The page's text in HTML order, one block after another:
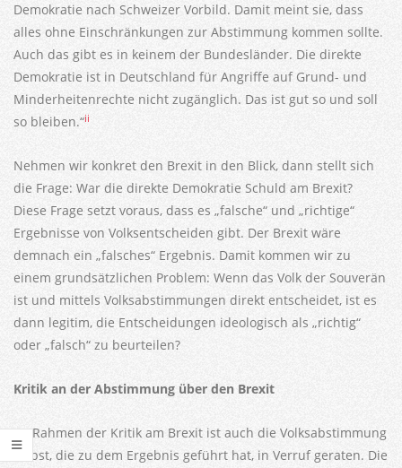
Demokratie nach Schweizer Vorbild. Damit meint sie, dass
alles ohne Einschränkungen zur Abstimmung kommen sollte.
Auch das gibt es in keinem der Bundesländer. Die direkte
Demokratie ist in Deutschland für Angriffe auf Grund- und
Minderheitenrechte nicht zugänglich. Das ist gut so und soll
so bleiben.“ii
Nehmen wir konkret den Brexit in den Blick, dann stellt sich
die Frage: War die direkte Demokratie Schuld am Brexit?
Diese Frage setzt voraus, dass es „falsche“ und „richtige“
Ergebnisse von Volksentscheiden gibt. Der Brexit wäre
demnach ein „falsches“ Ergebnis. Damit kommen wir zu
einem grundsätzlichen Problem: Wenn das Volk der Souverän
ist und mittels Volksabstimmungen direkt entscheidet, ist es
dann legitim, die Entscheidungen ideologisch als „richtig“
oder „falsch“ zu beurteilen?
Kritik an der Abstimmung über den Brexit
Im Rahmen der Kritik am Brexit ist auch die Volksabstimmung
selbst, die zu dem Ergebnis geführt hat, in Verruf geraten. Die